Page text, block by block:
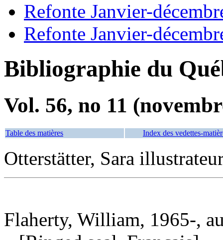
Refonte Janvier-
Refonte Janvier-
Bibliographie du
Vol. 56, no 11
Table des matières Index des vedettes-
Otterstätter, Sara
Flaherty, William, 1965-,